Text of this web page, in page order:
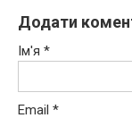
Додати
Ім'я *
Email *